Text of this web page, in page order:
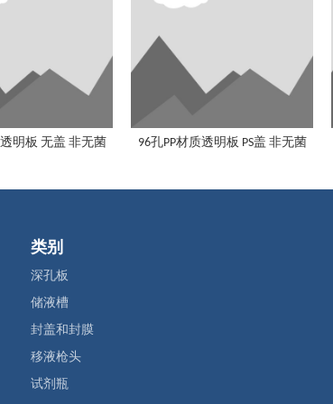
明板 无盖 非无菌 96孔PP材质透明板 PS盖 非无菌
类别
深孔板
储液槽
封盖和封膜
移液枪头
试剂瓶